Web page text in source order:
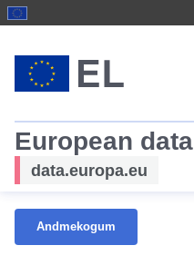
European data
data.europa.eu
Andmekogum